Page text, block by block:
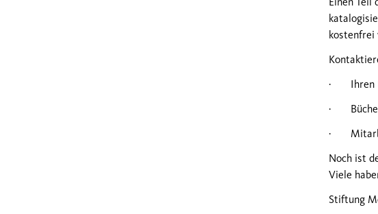
kostenfrei
· Ihren
· Bücher
·
Noch ist
Viele
Stiftung